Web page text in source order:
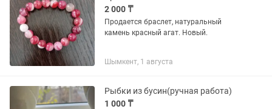
2 000 ₸
Продается браслет, натуральный
камень красный агат. Новый.
Шымкент, 1 августа
Рыбки из бусин(ручная работа)
1 000 ₸